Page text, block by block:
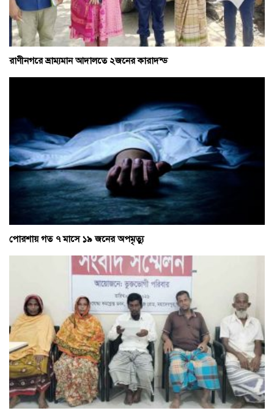
রাণীনগরে ভ্রাম্যমান আদালতে ২জনের কারাদন্ড
পোরশায় গত ৭ মাসে ১৯ জনের অপমৃত্যু